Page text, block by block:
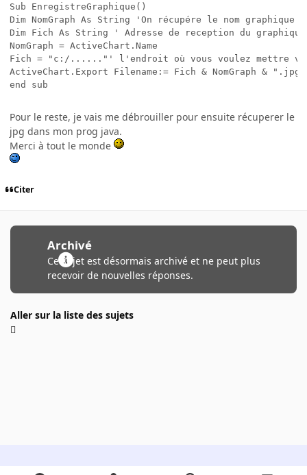
Sub EnregistreGraphique()
Dim NomGraph As String 'On récupére le nom graphique
Dim Fich As String '
NomGraph = ActiveChart.Name
Fich = "c:/......"' l'endroit où vous voulez mettre
ActiveChart.Export Filename:= Fich & NomGraph &
end sub
Pour le reste, je vais me débrouiller pour ensuite récuperer le
jpg dans mon prog java.
Merci à tout le monde
Citer
Archivé
Ce sujet est désormais archivé et ne peut plus
recevoir de nouvelles réponses.
Aller sur la liste des sujets